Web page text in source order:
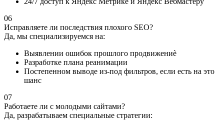
06
Исправляете ли последствия плохого SEO?
Да, мы специализируемся на:
Выявлении ошибок прошлого продвижениè
Разработке плана реанимации
Постепенном выводе из-под фильтров, если есть на это
шанс
07
Работаете ли с молодыми сайтами?
Да, разрабатываем специальные стратегии: